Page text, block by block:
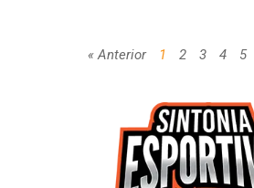
« Anterior 1 2 3 4 5